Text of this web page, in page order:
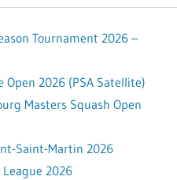
Tournament 2026 –
Open 2026 (PSA Satellite)
Masters Squash Open
Saint-Martin 2026
2026